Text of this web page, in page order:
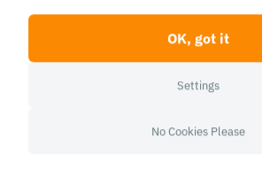
Similar ProductsOK, got it
Settings
No Cookies Please